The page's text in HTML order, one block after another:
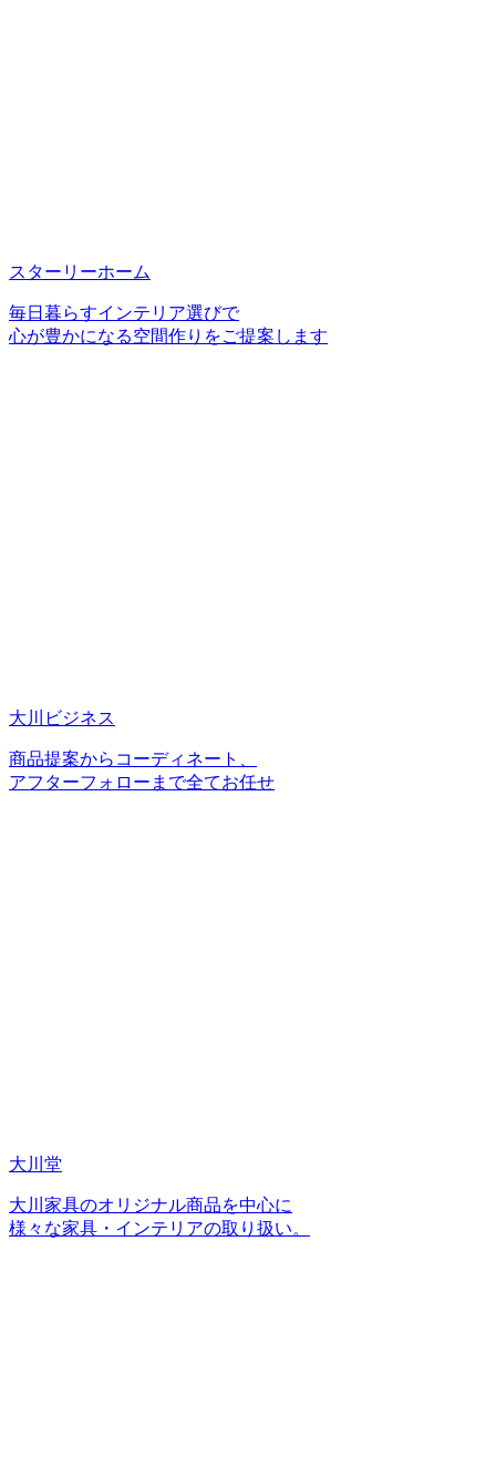
スターリーホーム
毎日暮らすインテリア選びで
心が豊かになる空間作りをご提案します
大川ビジネス
商品提案からコーディネート、
アフターフォローまで全てお任せ
大川堂
大川家具のオリジナル商品を中心に
様々な家具・インテリアの取り扱い。